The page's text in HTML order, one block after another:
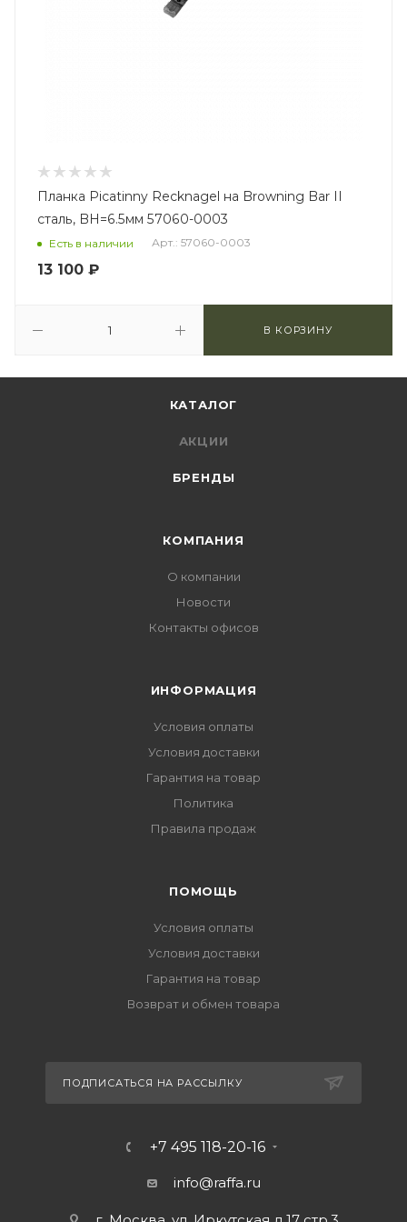
Планка Picatinny Recknagel на Browning Bar II
сталь, BH=6.5мм 57060-0003
Есть в наличии Арт.: 57060-0003
13 100 ₽
В КОРЗИНУ
КАТАЛОГ
АКЦИИ
БРЕНДЫ
КОМПАНИЯ
О компании
Новости
Контакты офисов
ИНФОРМАЦИЯ
Условия оплаты
Условия доставки
Гарантия на товар
Политика
Правила продаж
ПОМОЩЬ
Условия оплаты
Условия доставки
Гарантия на товар
Возврат и обмен товара
ПОДПИСАТЬСЯ НА РАССЫЛКУ
+7 495 118-20-16
info@raffa.ru